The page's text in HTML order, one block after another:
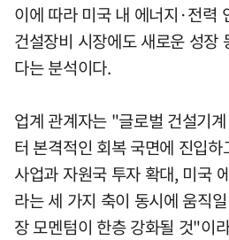
이에 따라 미국 내 에너지·전력
건설장비 시장에도 새로운 성장
다는 분석이다.
업계 관계자는 "글로벌 건설기
터 본격적인 회복 국면에 진입
사업과 자원국 투자 확대, 미국
라는 세 가지 축이 동시에 움직
장 모멘텀이 한층 강화될 것"이